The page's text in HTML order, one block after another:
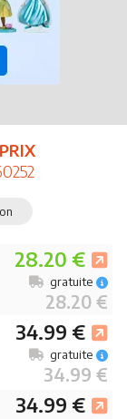
28.20 €
28.20 €
gratuite
34.99 €
34.99 €
gratuite
34.99 €